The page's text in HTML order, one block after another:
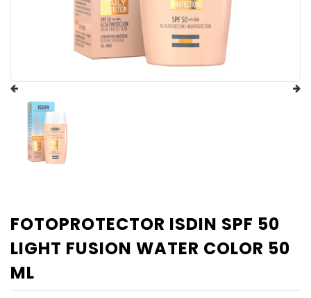
FOTOPROTECTOR ISDIN SPF 50
LIGHT FUSION WATER COLOR 50
ML